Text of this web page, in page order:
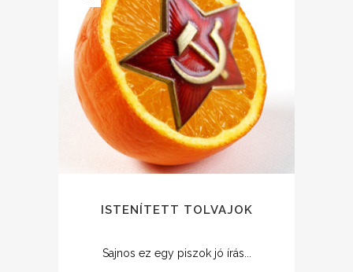
ISTENÍTETT TOLVAJOK
Sajnos ez egy piszok jó írás...